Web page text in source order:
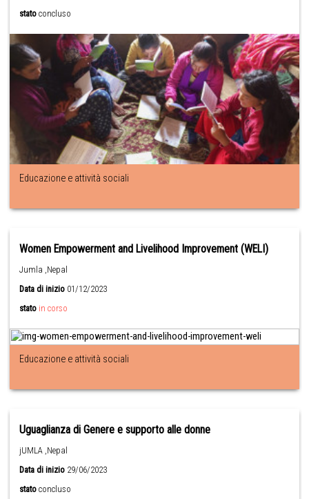
stato concluso
Educazione e attività sociali
Women Empowerment and Livelihood Improvement (WELI)
Jumla ,Nepal
Data di inizio 01/12/2023
stato in corso
Educazione e attività sociali
Uguaglianza di Genere e supporto alle donne
jUMLA ,Nepal
Data di inizio 29/06/2023
stato concluso